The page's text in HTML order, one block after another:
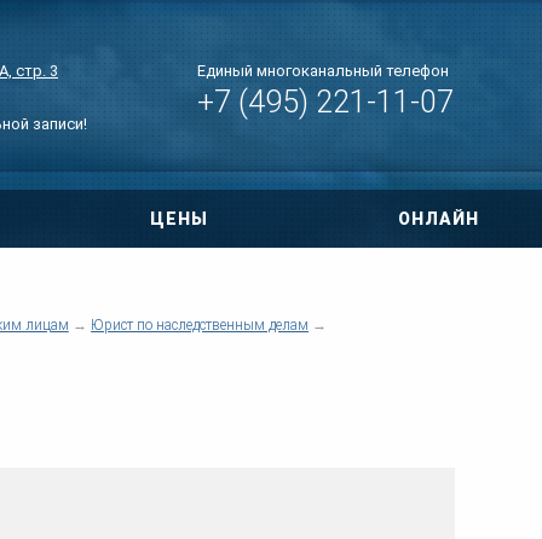
ДТП
стр. 3
записи!
Единый многоканальный телефон
+7 (495) 221-11-07
ЦЕНЫ ОНЛАЙН
лицам
Юрист по наследственным делам